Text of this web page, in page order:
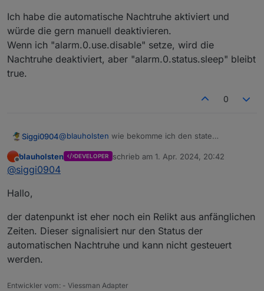
Ich habe die automatische Nachtruhe aktiviert und
würde die gern manuell deaktivieren.
Wenn ich "alarm.0.use.disable" setze, wird die
Nachtruhe deaktiviert, aber "alarm.0.status.sleep" bleibt
true.
0
Siggi0904@blauholsten wie bekomme ich den state
Ich habe die automatische Nachtruhe aktiviert und
würde die gern manuell deaktivieren.
Offline
blauholsten DEVELOPER schrieb am 1. Apr. 2024, 20:42
zuletzt editiert von
@siggi0904
Hallo,
der datenpunkt ist eher noch ein Relikt aus anfänglichen
Zeiten. Dieser signalisiert nur den Status der
automatischen Nachtruhe und kann nicht gesteuert
werden.
Entwickler vom: - Viessman Adapter